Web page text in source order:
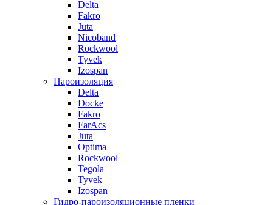
Delta
Fakro
Juta
Nicoband
Rockwool
Tyvek
Izospan
Пароизоляция
Delta
Docke
Fakro
FarAcs
Juta
Optima
Rockwool
Tegola
Tyvek
Izospan
Гидро-пароизоляционные пленки